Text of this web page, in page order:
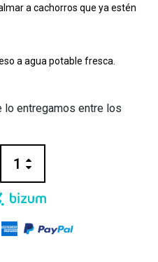
a cachorros que ya estén
a agua potable fresca.
lo entregamos entre los